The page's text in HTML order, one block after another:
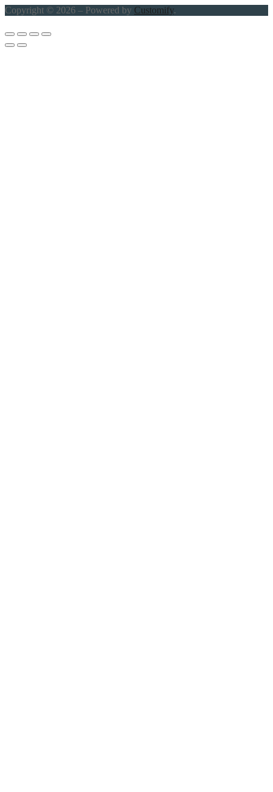
Copyright © 2026 – Powered by Customify.